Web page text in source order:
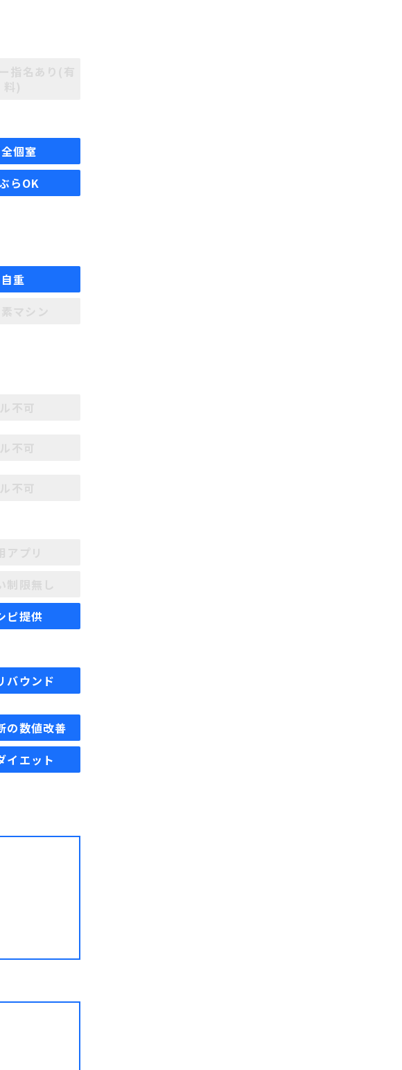
個室
らOK
自重
ピ提供
バウンド
の数値改善
イエット